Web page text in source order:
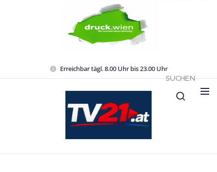
Erreichbar tägl. 8.00 Uhr bis 23.00 Uhr
SUCHEN